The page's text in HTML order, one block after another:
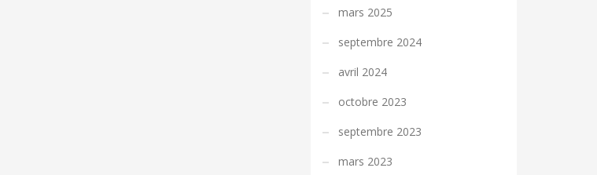
mars 2025
septembre 2024
avril 2024
octobre 2023
septembre 2023
mars 2023